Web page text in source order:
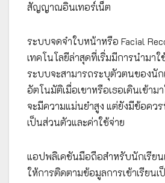
สัญญาณอินเทอร์เน็ต
ระบบจดจำใบหน้าหรือ Facial
เทคโนโลยีล่าสุดที่เริ่มมีการนำมา
ระบบจะสามารถระบุตัวตนของนัก
อัตโนมัติเมื่อเขาหรือเธอเดินเข้าม
จะมีความแม่นยำสูง แต่ยังมีข้อคว
เป็นส่วนตัวและค่าใช้จ่าย
แอปพลิเคชันมือถือสำหรับนักเรีย
ให้การติดตามข้อมูลการเข้าเรียนเ